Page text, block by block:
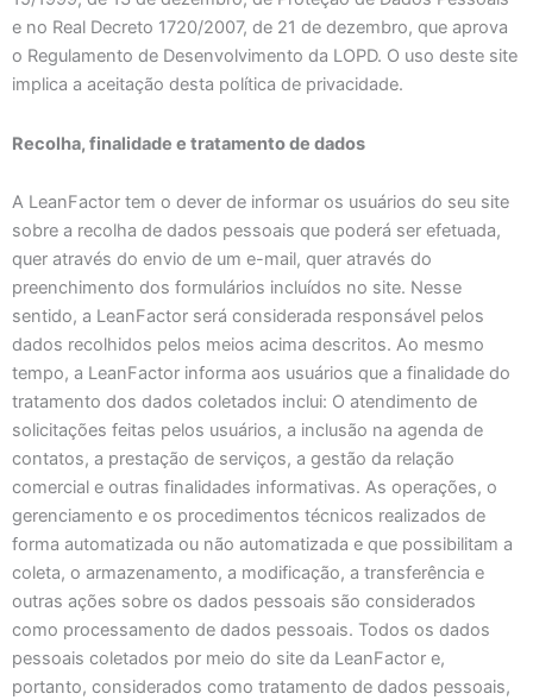
e no Real Decreto 1720/2007, de 21 de dezembro, que aprova
o Regulamento de Desenvolvimento da LOPD. O uso deste site
implica a aceitação desta política de privacidade.
Recolha, finalidade e tratamento de dados
A LeanFactor tem o dever de informar os usuários do seu site
sobre a recolha de dados pessoais que poderá ser efetuada,
quer através do envio de um e-mail, quer através do
preenchimento dos formulários incluídos no site. Nesse
sentido, a LeanFactor será considerada responsável pelos
dados recolhidos pelos meios acima descritos. Ao mesmo
tempo, a LeanFactor informa aos usuários que a finalidade do
tratamento dos dados coletados inclui: O atendimento de
solicitações feitas pelos usuários, a inclusão na agenda de
contatos, a prestação de serviços, a gestão da relação
comercial e outras finalidades informativas. As operações, o
gerenciamento e os procedimentos técnicos realizados de
forma automatizada ou não automatizada e que possibilitam a
coleta, o armazenamento, a modificação, a transferência e
outras ações sobre os dados pessoais são considerados
como processamento de dados pessoais. Todos os dados
pessoais coletados por meio do site da LeanFactor e,
portanto, considerados como tratamento de dados pessoais,